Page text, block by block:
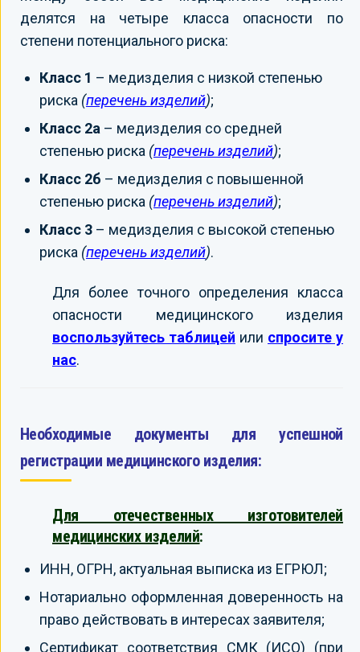
делятся на четыре класса опасности по
степени потенциального риска:
Класс 1 – медизделия с низкой степенью
риска (перечень изделий);
Класс 2а – медизделия со средней
степенью риска (перечень изделий);
Класс 2б – медизделия с повышенной
степенью риска (перечень изделий);
Класс 3 – медизделия с высокой степенью
риска (перечень изделий).
Для более точного определения класса
опасности медицинского изделия
воспользуйтесь таблицей или спросите у
нас.
Необходимые документы для успешной
регистрации медицинского изделия:
Для отечественных изготовителей
медицинских изделий:
ИНН, ОГРН, актуальная выписка из ЕГРЮЛ;
Нотариально оформленная доверенность на
право действовать в интересах заявителя;
Сертификат соответствия СМК (ИСО) (при